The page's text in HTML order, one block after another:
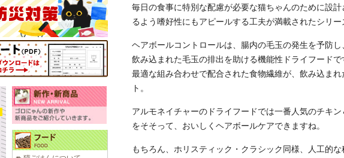
毎日の食事に特別な配慮が必要な猫ちゃんのために設
るよう嗜好性にもアピールする工夫が満載されたシリー
ヘアボールコントロールは、腸内の毛玉の発生を予防
飲み込まれた毛玉の排出を助ける機能性ドライフードで
最適な組み合わせで配合された食物繊維が、飲み込ま
ト。
アルモネイチャーのドライフードでは一番人気のチキ
をそそって、おいしくヘアボールケアできますね。
もちろん、ホリスティック・クラシック同様、人工的